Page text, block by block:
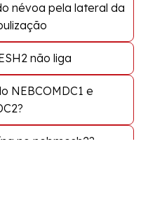
névoa pela lateral da
não liga
NEBCOMDC1 e
no nebmesh2?